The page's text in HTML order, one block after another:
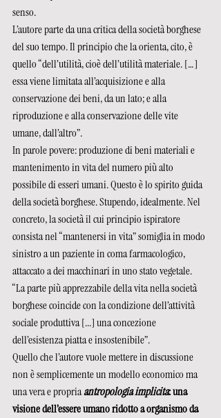
senso.
L’autore parte da una critica della società borghese
del suo tempo. Il principio che la orienta, cito, è
quello “dell’utilità, cioè dell’utilità materiale. […]
essa viene limitata all’acquisizione e alla
conservazione dei beni, da un lato; e alla
riproduzione e alla conservazione delle vite
umane, dall’altro”.
In parole povere: produzione di beni materiali e
mantenimento in vita del numero più alto
possibile di esseri umani. Questo è lo spirito guida
della società borghese. Stupendo, idealmente. Nel
concreto, la società il cui principio ispiratore
consista nel “mantenersi in vita” somiglia in modo
sinistro a un paziente in coma farmacologico,
attaccato a dei macchinari in uno stato vegetale.
“La parte più apprezzabile della vita nella società
borghese coincide con la condizione dell’attività
sociale produttiva [...] una concezione
dell’esistenza piatta e insostenibile”.
Quello che l’autore vuole mettere in discussione
non è semplicemente un modello economico ma
una vera e propria antropologia implicita: una
visione dell’essere umano ridotto a organismo da